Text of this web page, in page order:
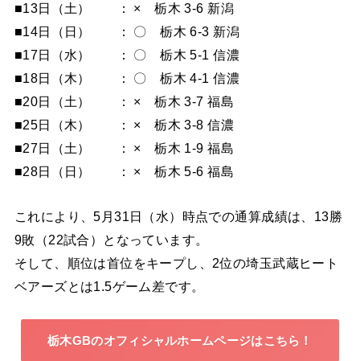
■13日（土） ： × 栃木 3-6 新潟
■14日（日） ： 〇 栃木 6-3 新潟
■17日（水） ： 〇 栃木 5-1 信濃
■18日（木） ： 〇 栃木 4-1 信濃
■20日（土） ： × 栃木 3-7 福島
■25日（木） ： × 栃木 3-8 信濃
■27日（土） ： × 栃木 1-9 福島
■28日（日） ： × 栃木 5-6 福島
これにより、5月31日（水）時点での通算成績は、13勝
9敗（22試合）となっています。
そして、順位は首位をキープし、2位の埼玉武蔵ヒート
ベアーズとは1.5ゲーム差です。
栃木GBのオフィシャルホームページはこちら！